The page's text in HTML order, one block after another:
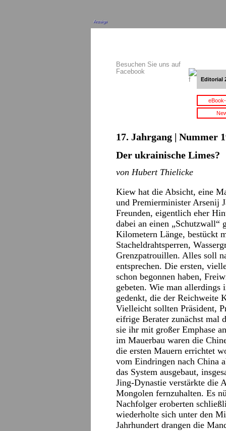
Anzeige
Besuchen Sie uns auf
Facebook
Editorial
17. Jahrgang | Nummer
Der ukrainische Limes?
von Hubert Thielicke
Kiew hat die Absicht, eine
und Premierminister Arsenij
Freunden, eigentlich eher
dabei an einen „Schutzwall“
Kilometern Länge, bestückt
Stacheldrahtsperren,
Grenzpatrouillen. Alles soll
entsprechen. Die ersten,
schon begonnen haben,
gebeten. Wie man
gedenkt, die der Reichweite
Vielleicht sollten Präsident,
eifrige Berater zunächst mal
sie ihr mit großer Emphase
im Mauerbau waren die
die ersten Mauern errichtet
vom Eindringen nach China
das System ausgebaut,
Jing-Dynastie verstärkte die
Mongolen fernzuhalten. Es
Nachfolger eroberten
wiederholte sich unter den
Jahrhundert drangen die